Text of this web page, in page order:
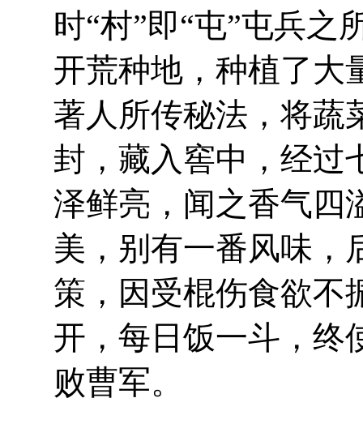
时“村”即“屯”屯兵之
开荒种地，种植了大
著人所传秘法，将蔬
封，藏入窖中，经过
泽鲜亮，闻之香气四
美，别有一番风味，
策，因受棍伤食欲不
开，每日饭一斗，终
败曹军。